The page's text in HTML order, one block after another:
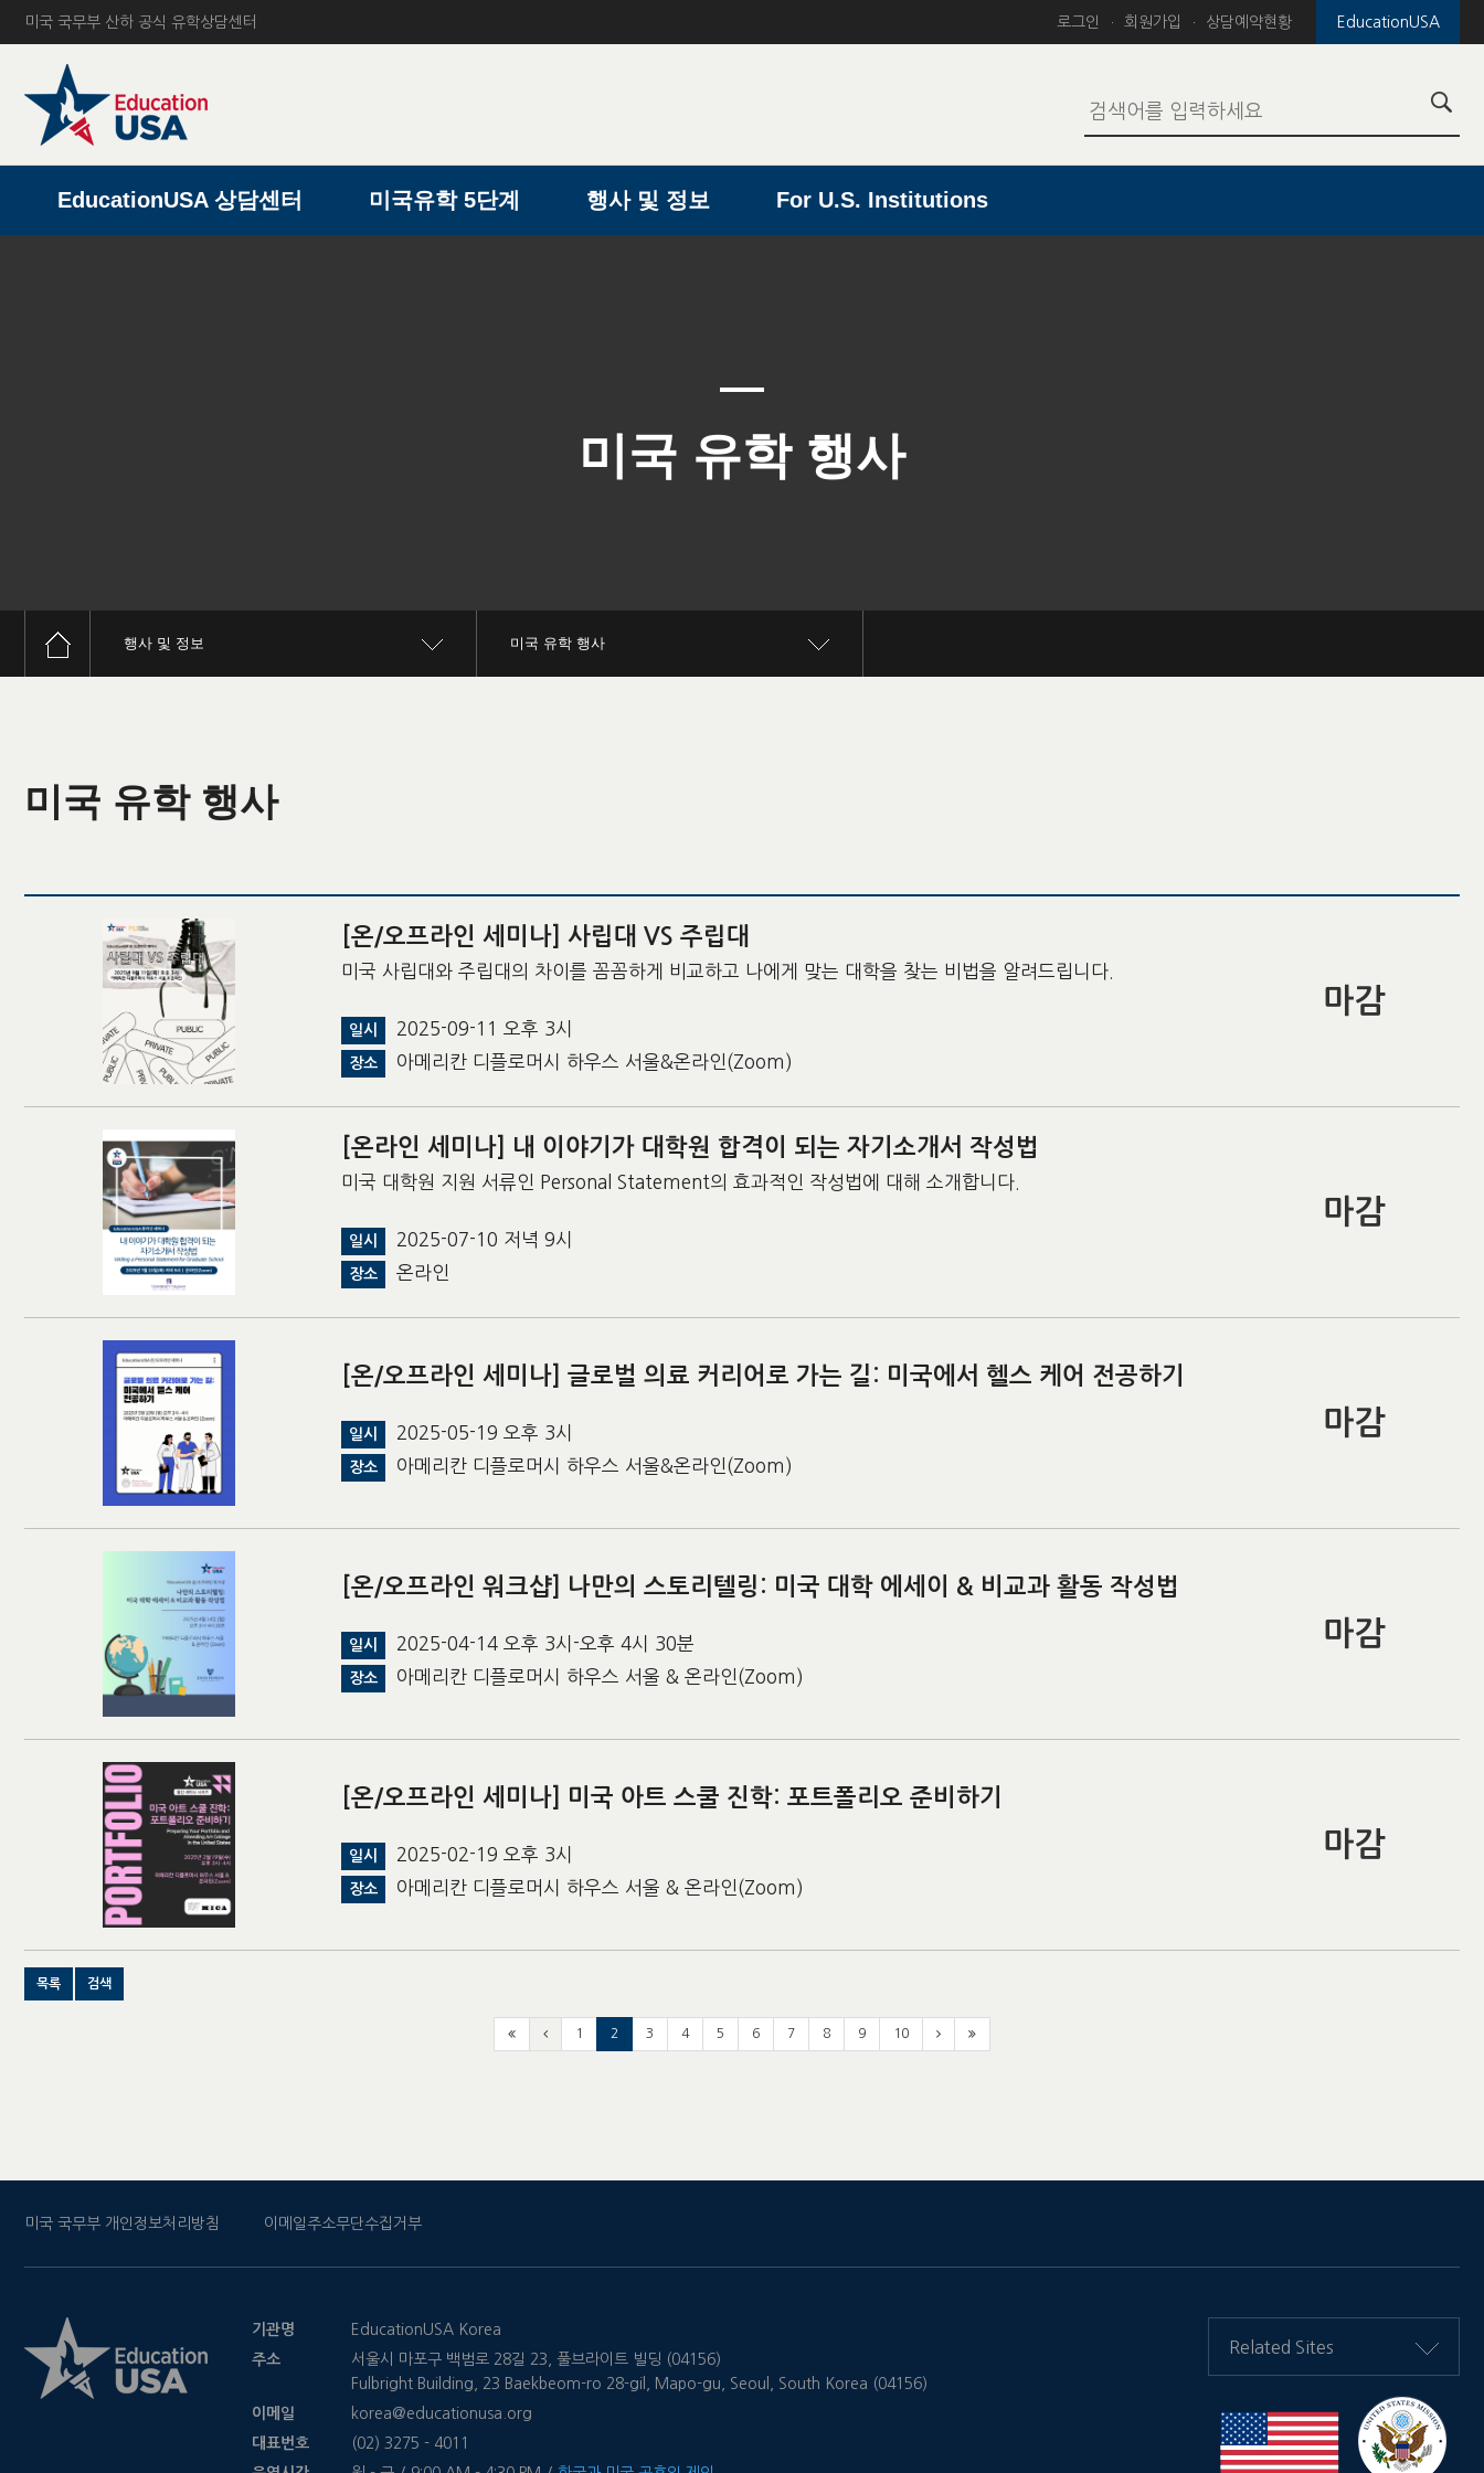
미국 국무부 산하 공식 유학상담센터 EducationUSA
로그인 회원가입 상담예약현황
EducationUSA 상담센터 미국유학 5단계 행사 및 정보 For U.S. Institutions
미국 유학 행사
행사 및 정보 미국 유학 행사
미국 유학 행사
[온/오프라인 세미나] 사립대 VS 주립대
미국 사립대와 주립대의 차이를 꼼꼼하게 비교하고 나에게 맞는 대학을 찾는 비법을 알려드립니다.
일시 2025-09-11 오후 3시
장소 아메리칸 디플로머시 하우스 서울&온라인(Zoom)
마감
[온라인 세미나] 내 이야기가 대학원 합격이 되는 자기소개서 작성법
미국 대학원 지원 서류인 Personal Statement의 효과적인 작성법에 대해 소개합니다.
일시 2025-07-10 저녁 9시
장소 온라인
마감
[온/오프라인 세미나] 글로벌 의료 커리어로 가는 길: 미국에서 헬스 케어 전공하기
일시 2025-05-19 오후 3시
장소 아메리칸 디플로머시 하우스 서울&온라인(Zoom)
마감
[온/오프라인 워크샵] 나만의 스토리텔링: 미국 대학 에세이 & 비교과 활동 작성법
일시 2025-04-14 오후 3시-오후 4시 30분
장소 아메리칸 디플로머시 하우스 서울 & 온라인(Zoom)
마감
[온/오프라인 세미나] 미국 아트 스쿨 진학: 포트폴리오 준비하기
일시 2025-02-19 오후 3시
장소 아메리칸 디플로머시 하우스 서울 & 온라인(Zoom)
마감
목록 검색
1 2 3 4 5 6 7 8 9 10
미국 국무부 개인정보처리방침 이메일주소무단수집거부
기관명
EducationUSA Korea
주소
서울시 마포구 백범로 28길 23, 풀브라이트 빌딩 (04156)
Fulbright Building, 23 Baekbeom-ro 28-gil, Mapo-gu, Seoul, South Korea (04156)
이메일
korea@educationusa.org
대표번호
(02) 3275 - 4011
Related Sites